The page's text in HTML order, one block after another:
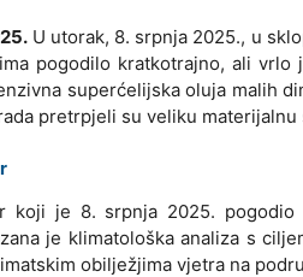
U utorak, 8. srpnja 2025., u
pogodilo kratkotrajno, ali
superćelijska oluja malih
pretrpjeli su veliku
koji je 8. srpnja 2025.
je klimatološka analiza s
obilježjima vjetra na